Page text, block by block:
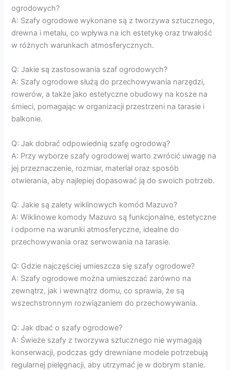
ogrodowych?
A: Szafy ogrodowe wykonane są z tworzywa sztucznego,
drewna i metalu, co wpływa na ich estetykę oraz trwałość
w różnych warunkach atmosferycznych.
Q: Jakie są zastosowania szaf ogrodowych?
A: Szafy ogrodowe służą do przechowywania narzędzi,
rowerów, a także jako estetyczne obudowy na kosze na
śmieci, pomagając w organizacji przestrzeni na tarasie i
balkonie.
Q: Jak dobrać odpowiednią szafę ogrodową?
A: Przy wyborze szafy ogrodowej warto zwrócić uwagę na
jej przeznaczenie, rozmiar, materiał oraz sposób
otwierania, aby najlepiej dopasować ją do swoich potrzeb.
Q: Jakie są zalety wiklinowych komód Mazuvo?
A: Wiklinowe komody Mazuvo są funkcjonalne, estetyczne
i odporne na warunki atmosferyczne, idealne do
przechowywania oraz serwowania na tarasie.
Q: Gdzie najczęściej umieszcza się szafy ogrodowe?
A: Szafy ogrodowe można umieszczać zarówno na
zewnątrz, jak i wewnątrz domu, co sprawia, że są
wszechstronnym rozwiązaniem do przechowywania.
Q: Jak dbać o szafy ogrodowe?
A: Świeże szafy z tworzywa sztucznego nie wymagają
konserwacji, podczas gdy drewniane modele potrzebują
regularnej pielęgnacji, aby utrzymać je w dobrym stanie.